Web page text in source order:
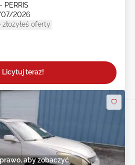
PERRIS
2026
złożyłeś oferty
Licytuj teraz!
aby zobaczyć